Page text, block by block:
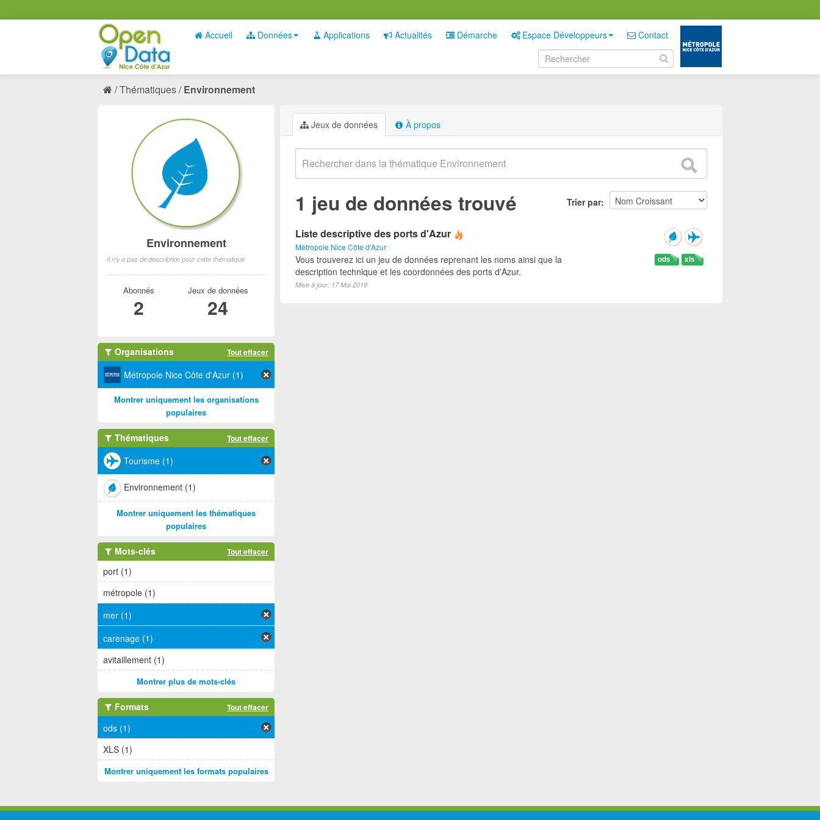
Accueil Données Applications Actualités Démarche Espace Développeurs Contact
Thématiques Environnement
Jeux de données À propos
Trier par
1 jeu de données trouvé
Liste descriptive des ports d'Azur
Métropole Nice Côte d'Azur
xls
ods
Vous trouverez ici un jeu de données reprenant les noms ainsi que la
description technique et les coordonnées des ports d'Azur.
Mise à jour: 17 Mai 2019
Environnement
Il n'y a pas de description pour cette thématique
Abonnés
2
Jeux de données
24
Organisations Tout effacer
Métropole Nice Côte d'Azur (1)
Montrer uniquement les organisations
populaires
Thématiques Tout effacer
Tourisme (1)
Environnement (1)
Montrer uniquement les thématiques
populaires
Mots-clés Tout effacer
port (1)
métropole (1)
mer (1)
carenage (1)
avitaillement (1)
Montrer plus de mots-clés
Formats Tout effacer
ods (1)
XLS (1)
Montrer uniquement les formats populaires